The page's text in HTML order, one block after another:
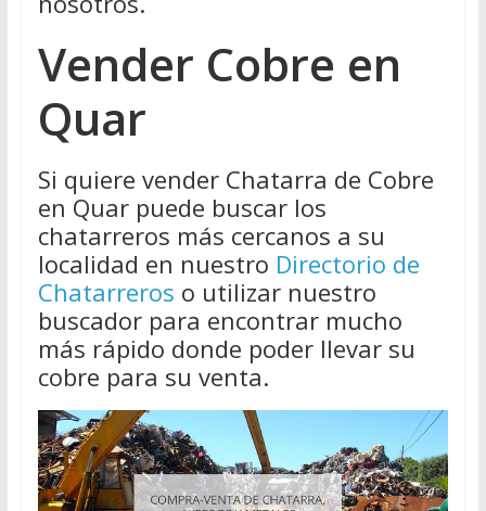
Vender Cobre en
Quar
Si quiere vender Chatarra de Cobre
en Quar puede buscar los
chatarreros más cercanos a su
localidad en nuestro Directorio de
Chatarreros o utilizar nuestro
buscador para encontrar mucho
más rápido donde poder llevar su
cobre para su venta.